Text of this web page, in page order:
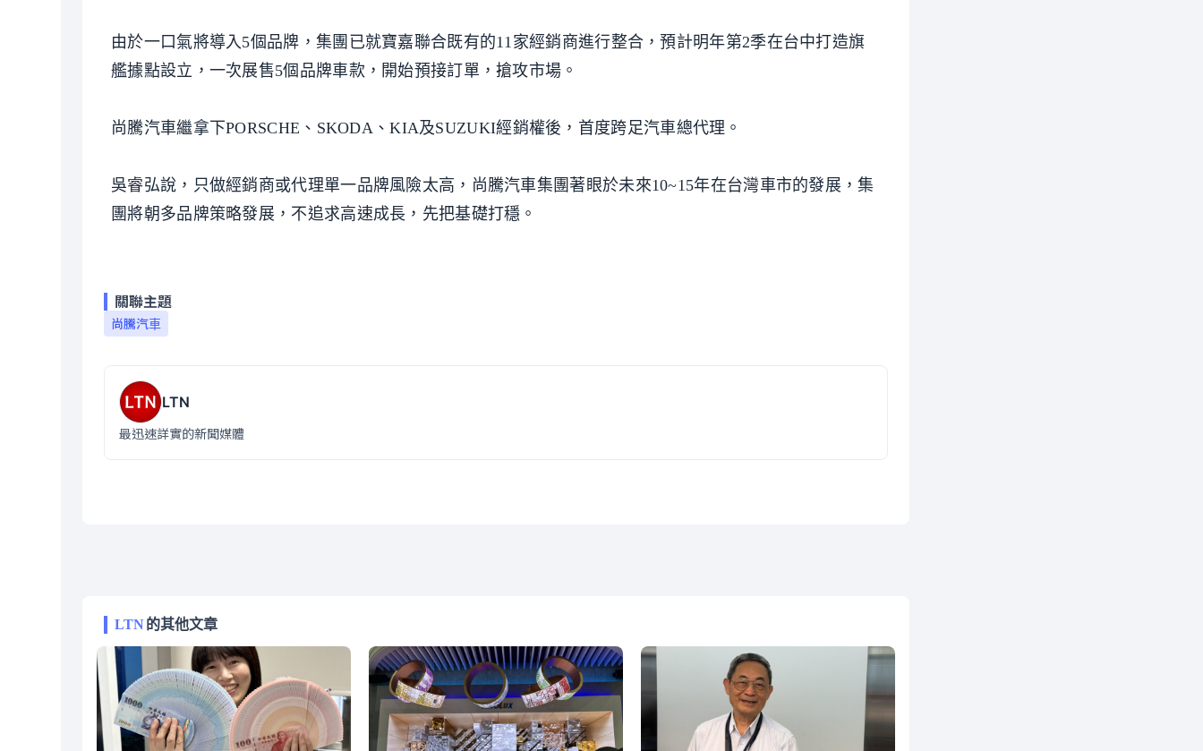
由於一口氣將導入5個品牌，集團已就寶嘉聯合既有的11家經銷商進行整合，預計明年第2季在台中打造旗
艦據點設立，一次展售5個品牌車款，開始預接訂單，搶攻市場。
尚騰汽車繼拿下PORSCHE、SKODA、KIA及SUZUKI經銷權後，首度跨足汽車總代理。
吳睿弘說，只做經銷商或代理單一品牌風險太高，尚騰汽車集團著眼於未來10~15年在台灣車市的發展，集
團將朝多品牌策略發展，不追求高速成長，先把基礎打穩。
關聯主題
尚騰汽車
LTN
最迅速詳實的新聞媒體
LTN的其他文章